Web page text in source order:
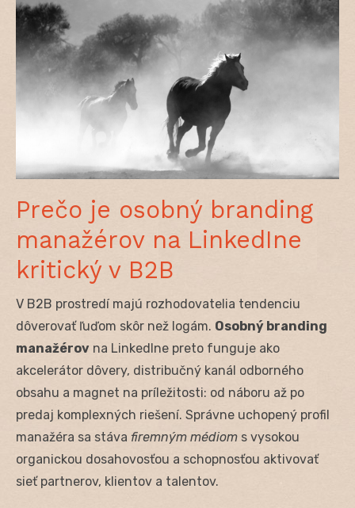
Prečo je osobný branding
manažérov na LinkedIne
kritický v B2B
V B2B prostredí majú rozhodovatelia tendenciu
dôverovať ľuďom skôr než logám. Osobný branding
manažérov na LinkedIne preto funguje ako
akcelerátor dôvery, distribučný kanál odborného
obsahu a magnet na príležitosti: od náboru až po
predaj komplexných riešení. Správne uchopený profil
manažéra sa stáva firemným médiom s vysokou
organickou dosahovosťou a schopnosťou aktivovať
sieť partnerov, klientov a talentov.